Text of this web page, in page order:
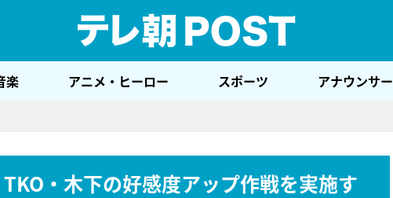
楽 アニメ・ヒーロー スポーツ アナウンサー
・木下の好感度アップ作戦を実施す